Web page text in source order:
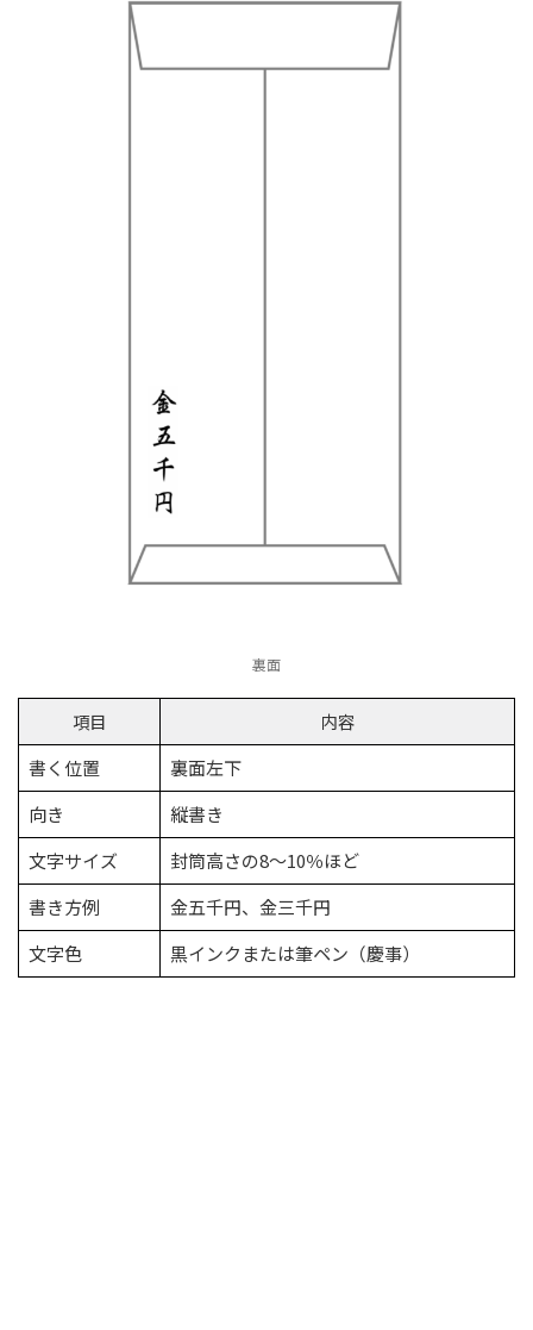
裏面
項目
内容
書く位置
裏面左下
向き
縦書き
文字サイズ
封筒高さの8〜10％ほど
書き方例
金五千円、金三千円
文字色
黒インクまたは筆ペン（慶事）